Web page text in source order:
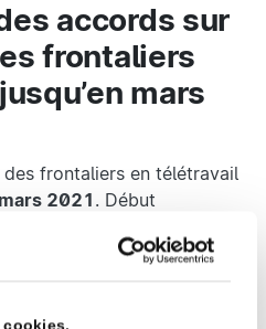
accords sur
frontaliers
mars
des frontaliers en télétravail
mars 2021 . Début
exceptionnelle.
de leurs collaborateurs